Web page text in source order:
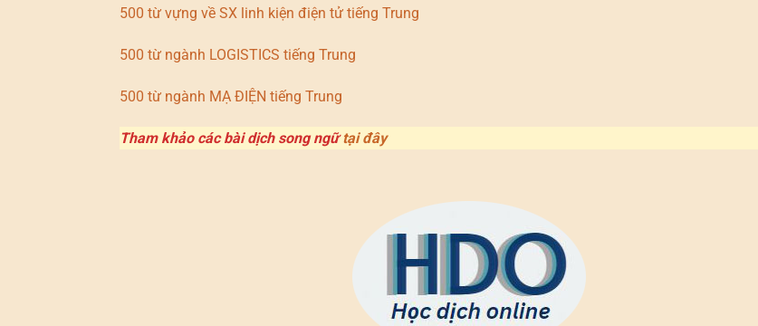
500 từ vựng về SX linh kiện điện tử tiếng Trung
500 từ ngành LOGISTICS tiếng Trung
500 từ ngành MẠ ĐIỆN tiếng Trung
Tham khảo các bài dịch song ngữtại đây